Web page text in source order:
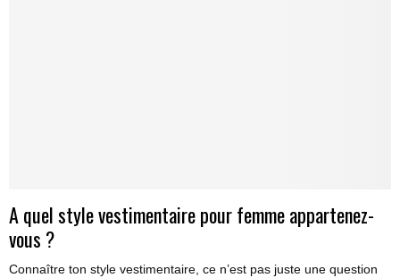
A quel style vestimentaire pour femme appartenez-
vous ?
Connaître ton style vestimentaire, ce n’est pas juste une question